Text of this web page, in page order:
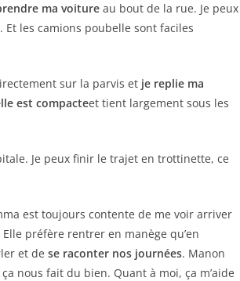
ma voiture au bout de la rue. Je peux
les camions poubelle sont faciles
sur la parvis et je replie ma
est compacteet tient largement sous les
Je peux finir le trajet en trottinette, ce
est toujours contente de me voir arriver
préfère rentrer en manège qu’en
et de se raconter nos journées. Manon
nous fait du bien. Quant à moi, ça m’aide